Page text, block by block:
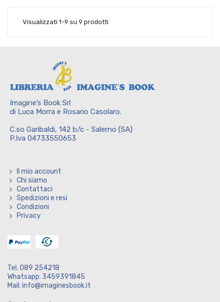
Visualizzati 1-9 su 9 prodotti
Imagine’s Book Srl
di Luca Morra e Rosario Casolaro.
C.so Garibaldi, 142 b/c - Salerno (SA)
P.Iva 04733550653
Il mio account
Chi siamo
Contattaci
Spedizioni e resi
Condizioni
Privacy
Tel. 089 254218
Whatsapp: 3459391845
Mail: info@imaginesbook.it